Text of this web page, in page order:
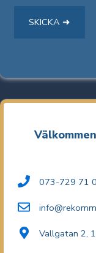
073-729 71
Vallgatan 2,